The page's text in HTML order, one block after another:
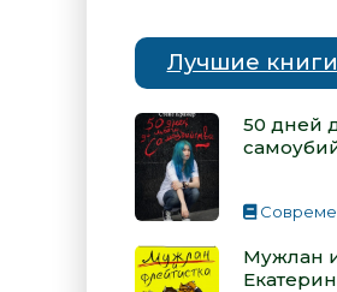
Лучшие
50 дней
Мужлан